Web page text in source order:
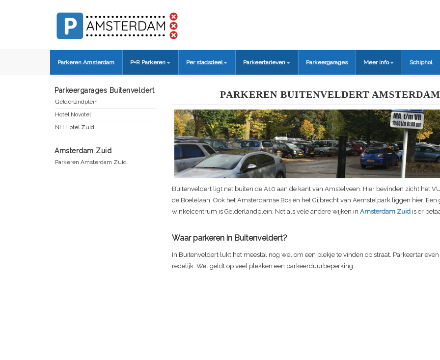
Parkeren Amsterdam P+R Parkeren Per stadsdeel Parkeertarieven Parkeergarages Meer info Schiphol
PARKEREN BUITENVELDERT AMSTERDAM
Buitenveldert ligt net buiten de A10 aan de kant van Amstelveen. Hier bevinden zicht het
de Boelelaan. Ook het Amsterdamse Bos en het Gijbrecht van Aemstelpark liggen hier. Een
winkelcentrum is Gelderlandplein. Net als vele andere wijken in Amsterdam Zuid is er
Waar parkeren in Buitenveldert?
In Buitenveldert lukt het meestal nog wel om een plekje te vinden op straat.
redelijk. Wel geldt op veel plekken een parkeerduurbeperking.
Parkeergarages Buitenveldert
Gelderlandplein
Hotel Novotel
NH Hotel Zuid
Amsterdam Zuid
Parkeren Amsterdam Zuid